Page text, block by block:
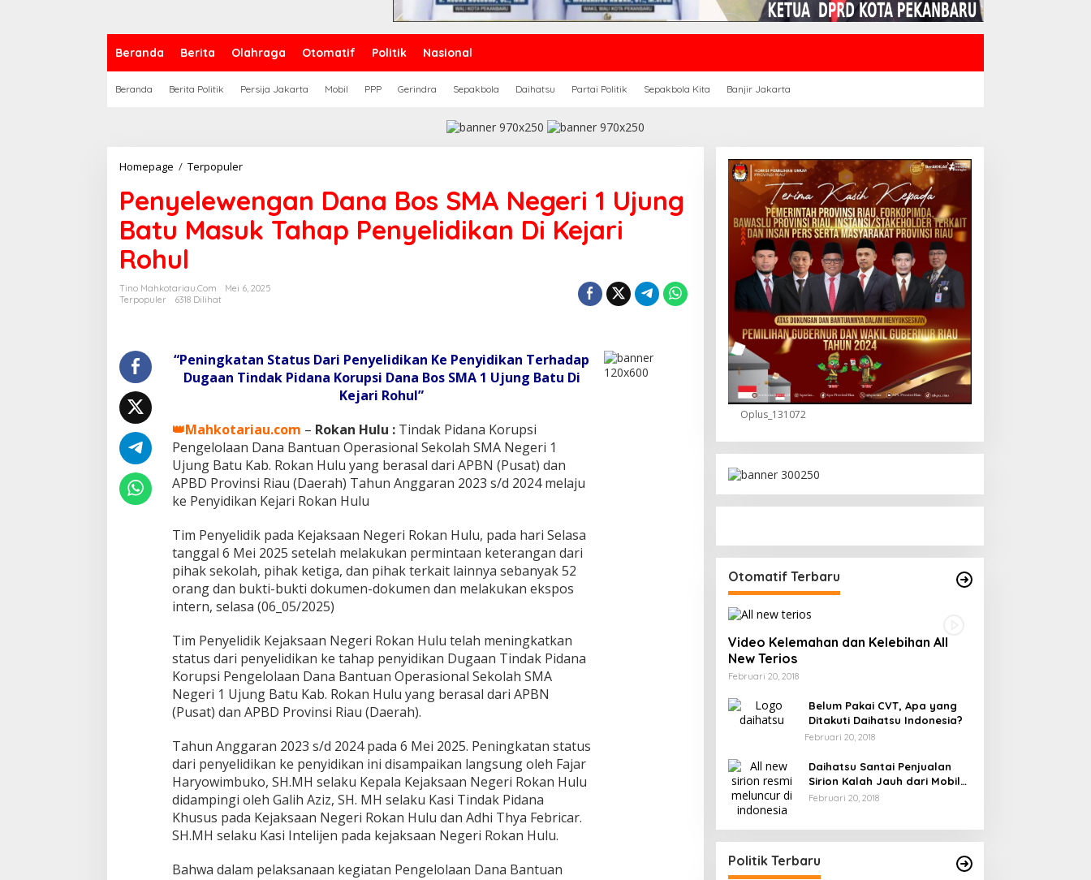
Beranda Berita Olahraga Otomatif Politik Nasional
Beranda Berita Politik Persija Jakarta Mobil PPP Gerindra Sepakbola Daihatsu Partai Politik Sepakbola Kita Banjir Jakarta
Homepage / Terpopuler
n
y
e
l
e
D
a
n
o
s
S
M
A
N
g
e
r
i
1
U
u
n
g
B
a
u
a
s
u
k
T
a
h
p
Penyelewengan Dana Bos SMA Negeri 1 Ujung
Batu Masuk Tahap Penyelidikan Di Kejari
Rohul
Tino Mahkotariau.com
Mei 6, 2025
Terpopuler
6318 Dilihat
“Peningkatan Status Dari Penyelidikan Ke Penyidikan Terhadap
Dugaan Tindak Pidana Korupsi Dana Bos SMA 1 Ujung Batu Di
Kejari Rohul”
👑Mahkotariau.com – Rokan Hulu : Tindak Pidana Korupsi
Pengelolaan Dana Bantuan Operasional Sekolah SMA Negeri 1
Ujung Batu Kab. Rokan Hulu yang berasal dari APBN (Pusat) dan
APBD Provinsi Riau (Daerah) Tahun Anggaran 2023 s/d 2024 melaju
ke Penyidikan Kejari Rokan Hulu
Tim Penyelidik pada Kejaksaan Negeri Rokan Hulu, pada hari Selasa
tanggal 6 Mei 2025 setelah melakukan permintaan keterangan dari
pihak sekolah, pihak ketiga, dan pihak terkait lainnya sebanyak 52
orang dan bukti-bukti dokumen-dokumen dan melakukan ekspos
intern, selasa (06_05/2025)
Tim Penyelidik Kejaksaan Negeri Rokan Hulu telah meningkatkan
status dari penyelidikan ke tahap penyidikan Dugaan Tindak Pidana
Korupsi Pengelolaan Dana Bantuan Operasional Sekolah SMA
Negeri 1 Ujung Batu Kab. Rokan Hulu yang berasal dari APBN
(Pusat) dan APBD Provinsi Riau (Daerah).
Tahun Anggaran 2023 s/d 2024 pada 6 Mei 2025. Peningkatan status
dari penyelidikan ke penyidikan ini disampaikan langsung oleh Fajar
Haryowimbuko, SH.MH selaku Kepala Kejaksaan Negeri Rokan Hulu
didampingi oleh Galih Aziz, SH. MH selaku Kasi Tindak Pidana
Khusus pada Kejaksaan Negeri Rokan Hulu dan Adhi Thya Febricar.
SH.MH selaku Kasi Intelijen pada kejaksaan Negeri Rokan Hulu.
Bahwa dalam pelaksanaan kegiatan Pengelolaan Dana Bantuan
Oplus_131072
Otomatif Terbaru
Video Kelemahan dan Kelebihan All
New Terios
Februari 20, 2018
Belum Pakai CVT, Apa yang
Ditakuti Daihatsu Indonesia?
Februari 20, 2018
Daihatsu Santai Penjualan
Sirion Kalah Jauh dari Mobil
LCGC
Februari 20, 2018
Politik Terbaru
dengan Gerindra
Strategi PPP Menangkan Duet
Ganjar dan Gus Yasin